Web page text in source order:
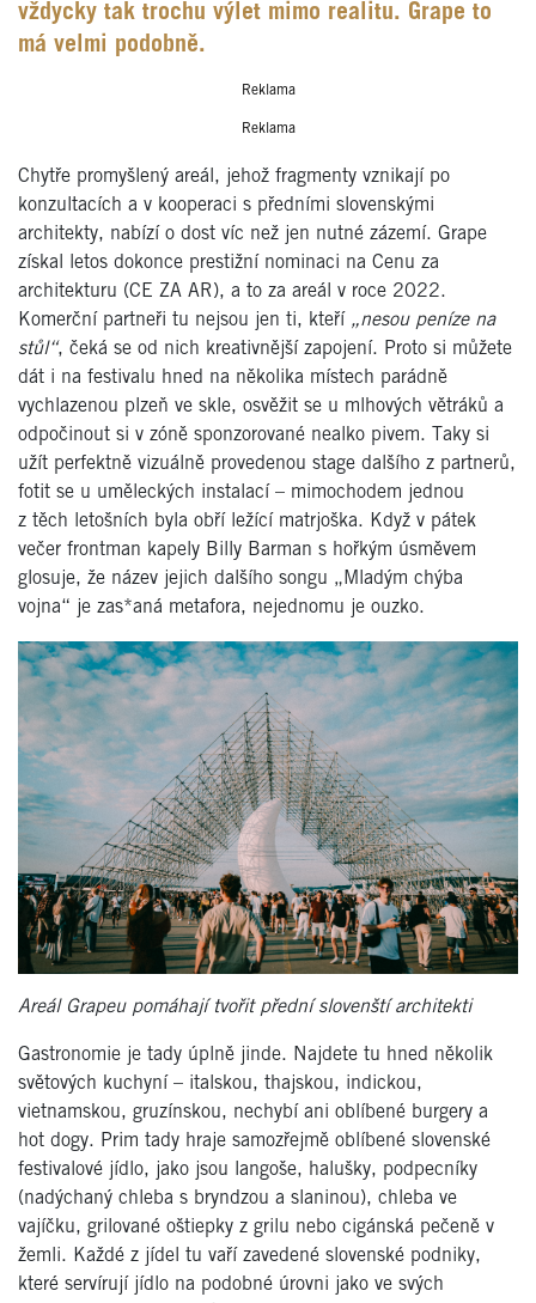
vždycky tak trochu výlet mimo realitu. Grape to
má velmi podobně.
Reklama
Reklama
Chytře promyšlený areál, jehož fragmenty vznikají po
konzultacích a v kooperaci s předními slovenskými
architekty, nabízí o dost víc než jen nutné zázemí. Grape
získal letos dokonce prestižní nominaci na Cenu za
architekturu (CE ZA AR), a to za areál v roce 2022.
Komerční partneři tu nejsou jen ti, kteří „nesou peníze na
stůl“, čeká se od nich kreativnější zapojení. Proto si můžete
dát i na festivalu hned na několika místech parádně
vychlazenou plzeň ve skle, osvěžit se u mlhových větráků a
odpočinout si v zóně sponzorované nealko pivem. Taky si
užít perfektně vizuálně provedenou stage dalšího z partnerů,
fotit se u uměleckých instalací – mimochodem jednou
z těch letošních byla obří ležící matrjoška. Když v pátek
večer frontman kapely Billy Barman s hořkým úsměvem
glosuje, že název jejich dalšího songu „Mladým chýba
vojna“ je zas*aná metafora, nejednomu je ouzko.
Areál Grapeu pomáhají tvořit přední slovenští architekti
Gastronomie je tady úplně jinde. Najdete tu hned několik
světových kuchyní – italskou, thajskou, indickou,
vietnamskou, gruzínskou, nechybí ani oblíbené burgery a
hot dogy. Prim tady hraje samozřejmě oblíbené slovenské
festivalové jídlo, jako jsou langoše, halušky, podpecníky
(nadýchaný chleba s bryndzou a slaninou), chleba ve
vajíčku, grilované oštiepky z grilu nebo cigánská pečeně v
žemli. Každé z jídel tu vaří zavedené slovenské podniky,
které servírují jídlo na podobné úrovni jako ve svých